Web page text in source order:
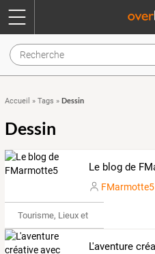
Accueil » Tags » Dessin
Dessin
FMarmotte5
Tourisme, Lieux et Événements